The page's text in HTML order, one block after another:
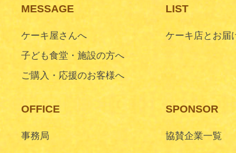
MESSAGE
ケーキ屋さんへ
子ども食堂・施設の方へ
ご購入・応援のお客様へ
LIST
ケーキ店とお届
OFFICE
事務局
SPONSOR
協賛企業一覧